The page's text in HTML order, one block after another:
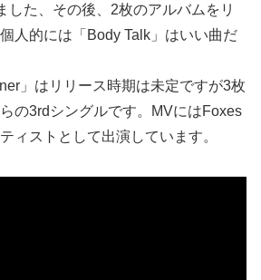
した、その後、2枚のアルバムをリ
人的には「Body Talk」はいい曲だ
」はリリース時期は未定ですが3枚
の3rdシングルです。MVにはFoxes
ィストとして出演しています。